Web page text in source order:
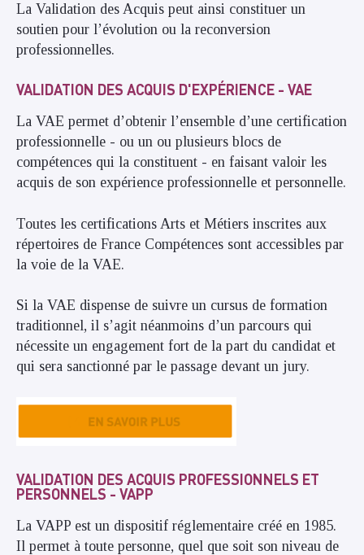
La Validation des Acquis peut ainsi constituer un
soutien pour l’évolution ou la reconversion
professionnelles.
VALIDATION DES ACQUIS D'EXPÉRIENCE - VAE
La VAE permet d’obtenir l’ensemble d’une certification
professionnelle - ou un ou plusieurs blocs de
compétences qui la constituent - en faisant valoir les
acquis de son expérience professionnelle et personnelle.
Toutes les certifications Arts et Métiers inscrites aux
répertoires de France Compétences sont accessibles par
la voie de la VAE.
Si la VAE dispense de suivre un cursus de formation
traditionnel, il s’agit néanmoins d’un parcours qui
nécessite un engagement fort de la part du candidat et
qui sera sanctionné par le passage devant un jury.
VALIDATION DES ACQUIS PROFESSIONNELS ET
PERSONNELS - VAPP
La VAPP est un dispositif réglementaire créé en 1985.
Il permet à toute personne, quel que soit son niveau de